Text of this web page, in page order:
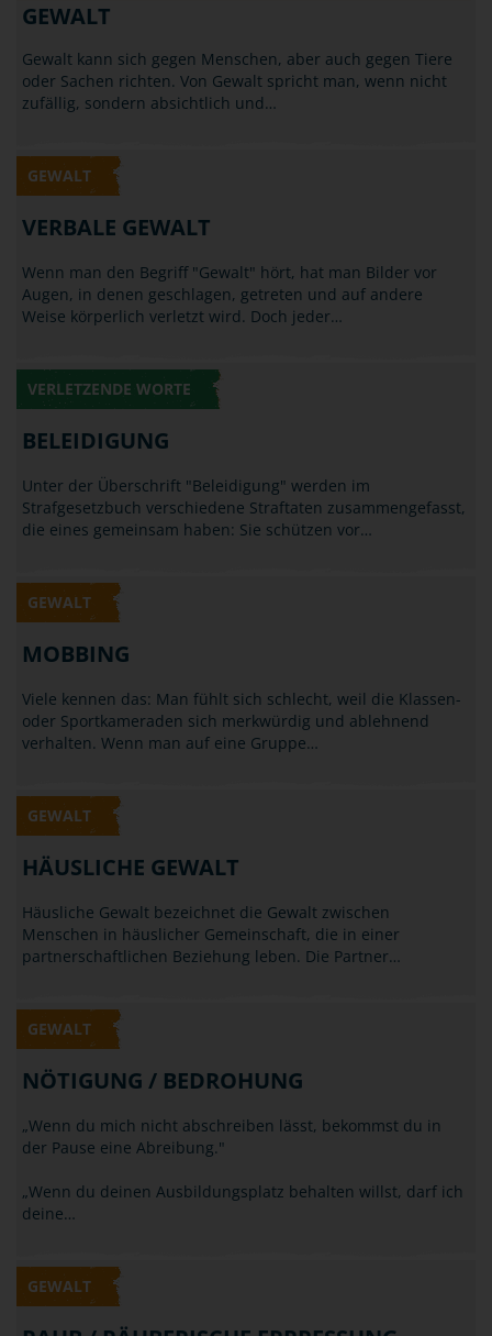
GEWALT
Gewalt kann sich gegen Menschen, aber auch gegen Tiere
oder Sachen richten. Von Gewalt spricht man, wenn nicht
zufällig, sondern absichtlich und…
GEWALT
VERBALE GEWALT
Wenn man den Begriff "Gewalt" hört, hat man Bilder vor
Augen, in denen geschlagen, getreten und auf andere
Weise körperlich verletzt wird. Doch jeder…
VERLETZENDE WORTE
BELEIDIGUNG
Unter der Überschrift "Beleidigung" werden im
Strafgesetzbuch verschiedene Straftaten zusammengefasst,
die eines gemeinsam haben: Sie schützen vor…
GEWALT
MOBBING
Viele kennen das: Man fühlt sich schlecht, weil die Klassen-
oder Sportkameraden sich merkwürdig und ablehnend
verhalten. Wenn man auf eine Gruppe…
GEWALT
HÄUSLICHE GEWALT
Häusliche Gewalt bezeichnet die Gewalt zwischen
Menschen in häuslicher Gemeinschaft, die in einer
partnerschaftlichen Beziehung leben. Die Partner…
GEWALT
NÖTIGUNG / BEDROHUNG
„Wenn du mich nicht abschreiben lässt, bekommst du in
der Pause eine Abreibung."
„Wenn du deinen Ausbildungsplatz behalten willst, darf ich
deine…
GEWALT